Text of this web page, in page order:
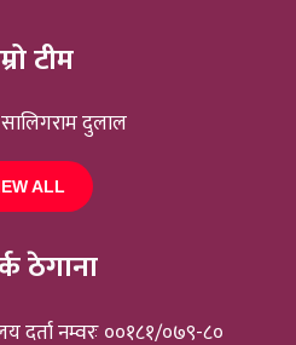
टीम
दुलाल
ALL
ठेगाना
दर्ता नम्वरः ००१८१/०७९-८०